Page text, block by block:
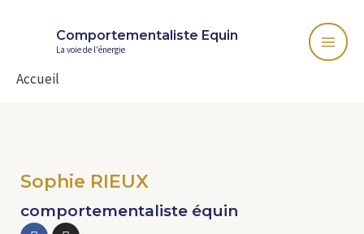
Comportementaliste Equin
La voie de l'énergie
Accueil
Sophie RIEUX
comportementaliste équin